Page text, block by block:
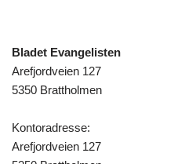
Bladet Evangelisten
Arefjordveien 127
5350 Brattholmen
Kontoradresse:
Arefjordveien 127